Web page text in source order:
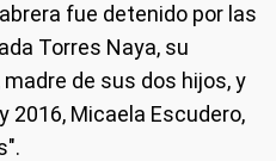
fue detenido por las
Torres Naya, su
de sus dos hijos, y
2016, Micaela Escudero,